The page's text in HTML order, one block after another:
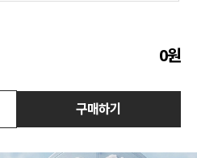
0원
구매하기